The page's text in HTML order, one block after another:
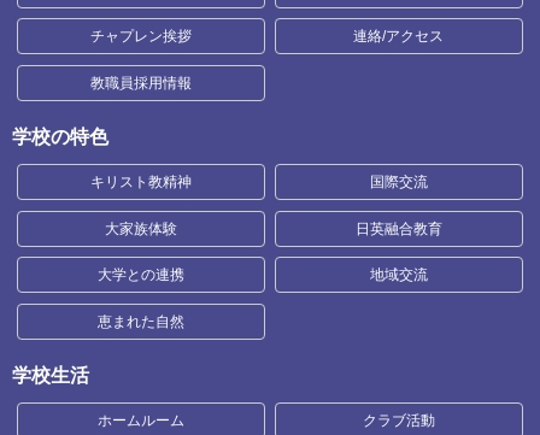
チャプレン挨拶 連絡/アクセス
教職員採用情報
学校の特色
キリスト教精神 国際交流
大家族体験 日英融合教育
大学との連携 地域交流
恵まれた自然
学校生活
ホームルーム クラブ活動